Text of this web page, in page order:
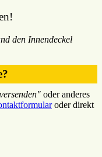
den Innendeckel
oder anderes
oder direkt